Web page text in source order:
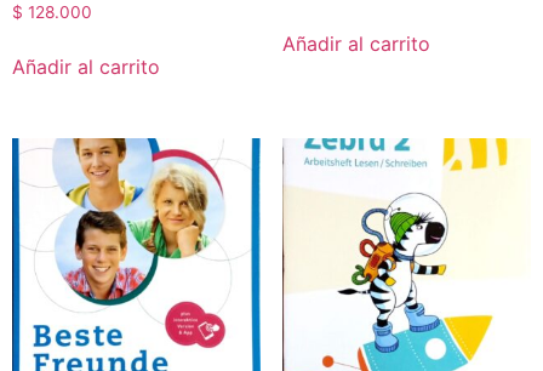
$ 128.000
Añadir al carrito
Añadir al carrito